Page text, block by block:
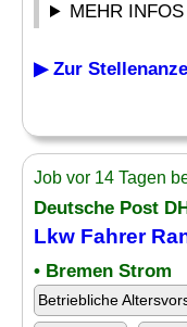
MEHR
▶ Zur
Job vor 14 Tagen
Deutsche Post
Lkw Fahrer
• Bremen Strom
Betriebliche